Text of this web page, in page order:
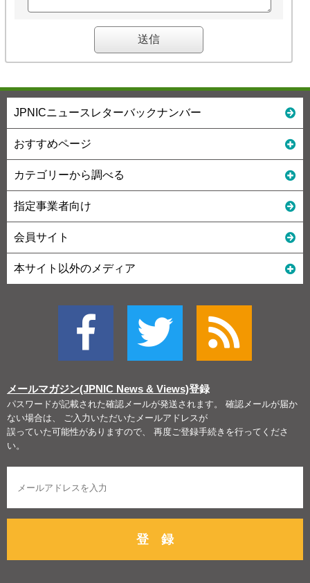
JPNICニュースレターバックナンバー
おすすめページ
カテゴリーから調べる
指定事業者向け
会員サイト
本サイト以外のメディア
メールマガジン(JPNIC News & Views)登録
パスワードが記載された確認メールが発送されます。 確認メールが届か
ない場合は、 ご入力いただいたメールアドレスが
誤っていた可能性がありますので、 再度ご登録手続きを行ってくださ
い。
登 録